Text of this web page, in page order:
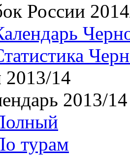
России
2013/14
2013/14
турам